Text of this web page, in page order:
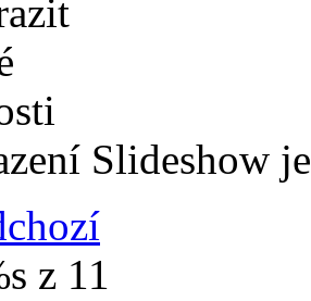
Slideshow
z 11